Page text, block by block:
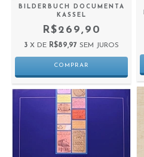
BILDERBUCH DOCUMENTA
KASSEL
R$269,90
3 X DE R$89,97 SEM JUROS